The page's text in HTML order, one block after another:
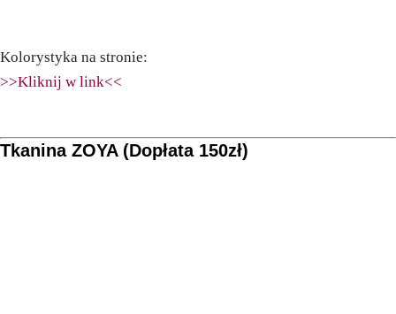
Kolorystyka na stronie:
>>Kliknij w link<<
Tkanina ZOYA (Dopłata 150zł)